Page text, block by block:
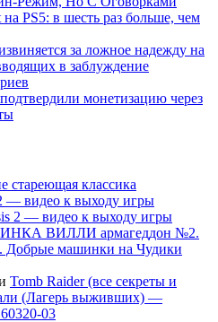
PS5: в шесть раз больше, чем
за ложное надежду на
в заблуждение
монетизацию через
стареющая классика
— видео к выходу игры
2 — видео к выходу игры
ВИЛЛИ армагеддон №2.
Добрые машинки на Чудики
Tomb Raider (все секреты и
(Лагерь выживших) —
03